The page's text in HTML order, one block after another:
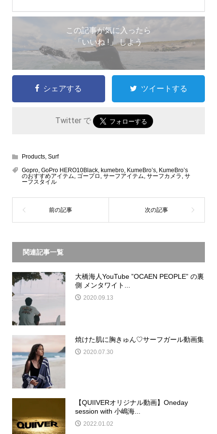
この記事が気に入ったら
「いいね !」 しよう
シェアする ツイートする
Twitter で
Products, Surf
Gopro, GoPro HERO10Black, kumebro, KumeBro’s, KumeBro’s
のおすすめアイテム, ゴープロ , サーフアイテム, サーフカメラ , サ
ーフスタイル
関連記事一覧
大橋海人YouTube ”OCAEN PEOPLE” の裏
側 メンタワイト...
2020.09.13
焼けた肌に胸きゅん♡サーフガール動画集
2020.07.30
【QUIIVERオリジナル動画】Oneday
session with 小嶋海...
2022.01.02